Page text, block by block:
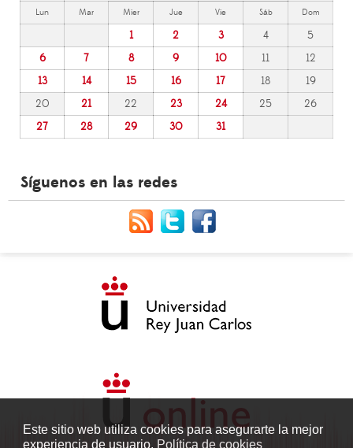
Este sitio web utiliza cookies para asegurarte la mejor
experiencia de usuario. Política de cookies
Lun Mar Mier Jue Vie Sáb Dom
1 2 3 4
5
6
7 8 9 10 11
12
13
14 15 16 17 18
19
20
21 22 23 24 25
26
27
28 29 30 31
Síguenos en las redes